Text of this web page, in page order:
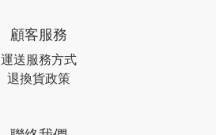
顧客服務
運送服務方式
退換貨政策